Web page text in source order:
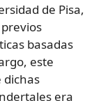
de Pisa,
basadas
este
dichas
era